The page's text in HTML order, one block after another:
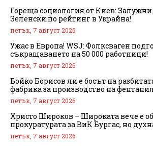
Гореща социология от Киев:
Зеленски по рейтинг в Украйна!
петък, 7 август 2026
Ужас в Европа! WSJ: Фолксваген
съкращаването на 50 000 работници!
петък, 7 август 2026
Бойко Борисов ли е босът на
фабрика за производство на
петък, 7 август 2026
Христо Широков – Широката вече е
прокуратурата за ВиК Бургас, но
петък, 7 август 2026